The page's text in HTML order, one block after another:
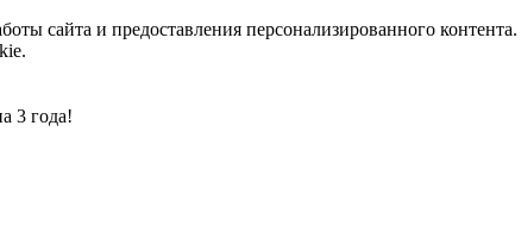
сайта и предоставления персонализированного контента.
3 года!